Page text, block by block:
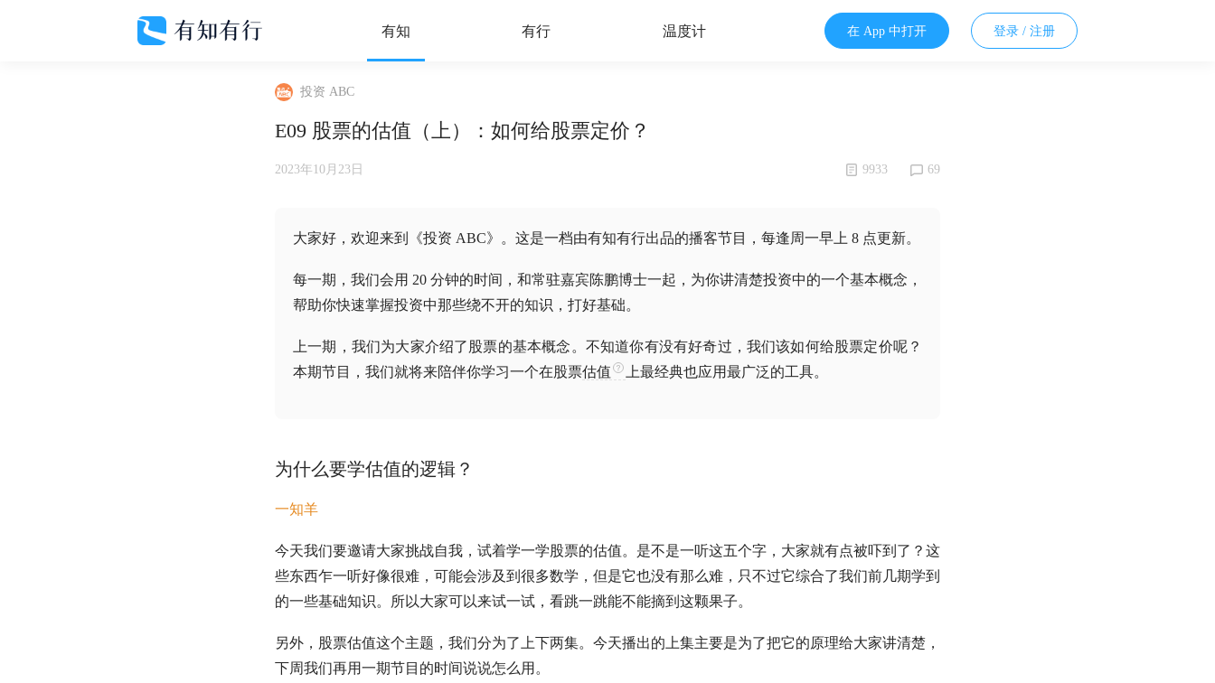
有知 有行 温度计 在 App 中打开 登录 / 注册
投资 ABC
E09 股票的估值（上）：如何给股票定价？
2023年10月23日 9933 69
大家好，欢迎来到《投资 ABC》。这是一档由有知有行出品的播客节目，每逢周一早上 8 点更新。
每一期，我们会用 20 分钟的时间，和常驻嘉宾陈鹏博士一起，为你讲清楚投资中的一个基本概念，
帮助你快速掌握投资中那些绕不开的知识，打好基础。
上一期，我们为大家介绍了股票的基本概念。不知道你有没有好奇过，我们该如何给股票定价呢？
本期节目，我们就将来陪伴你学习一个在股票估值 上最经典也应用最广泛的工具。
为什么要学估值的逻辑？
一知羊
今天我们要邀请大家挑战自我，试着学一学股票的估值。是不是一听这五个字，大家就有点被吓到了？这
些东西乍一听好像很难，可能会涉及到很多数学，但是它也没有那么难，只不过它综合了我们前几期学到
的一些基础知识。所以大家可以来试一试，看跳一跳能不能摘到这颗果子。
另外，股票估值这个主题，我们分为了上下两集。今天播出的上集主要是为了把它的原理给大家讲清楚，
下周我们再用一期节目的时间说说怎么用。